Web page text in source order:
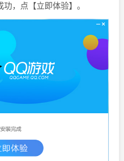
，点【立即体验】。